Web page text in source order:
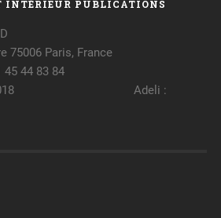
INTÉRIEUR PUBLICATIONS
75006 Paris, France
45 44 83 84
330 00018 Adeli :